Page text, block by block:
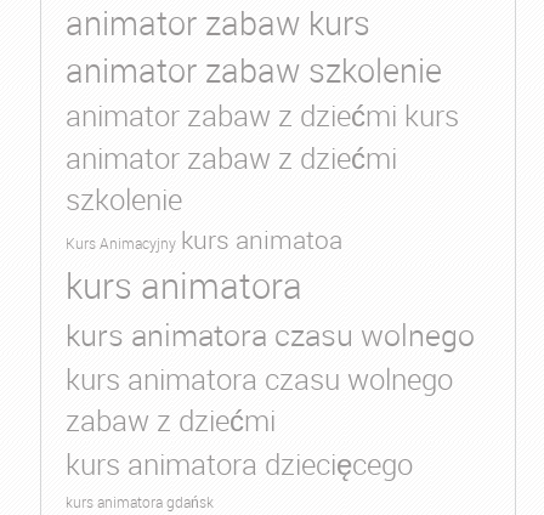
animator zabaw kurs
animator zabaw szkolenie
animator zabaw z dziećmi kurs
animator zabaw z dziećmi
szkolenie
Kurs Animacyjny kurs animatoa
kurs animatora
kurs animatora czasu wolnego
kurs animatora czasu wolnego
zabaw z dziećmi
kurs animatora dziecięcego
kurs animatora gdańsk